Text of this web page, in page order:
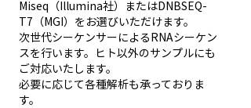
Miseq（Illumina社）またはDNBSEQ-
T7（MGI）をお選びいただけます。
次世代シーケンサーによるRNAシーケン
スを行います。ヒト以外のサンプルにも
ご対応いたします。
必要に応じて各種解析も承っておりま
す。